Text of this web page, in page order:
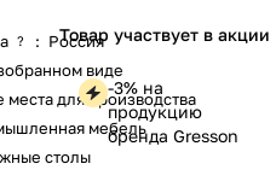
? : Россия
виде
места для производства
мебель
столы
Товар участвует в акции
-3% на
продукцию
бренда Gresson